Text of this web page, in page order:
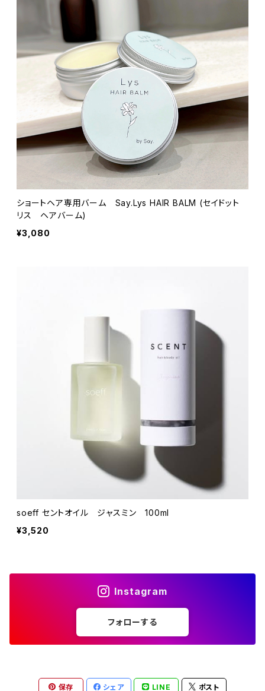
ショートヘア専用バーム Say.Lys HAIR BALM (セイドット
リス ヘアバーム)
¥3,080
soeff セントオイル ジャスミン 100ml
¥3,520
Instagram
フォローする
保存 シェア LINE ポスト